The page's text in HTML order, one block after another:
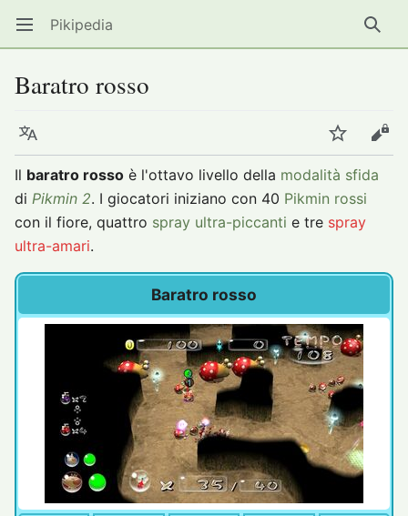
Apri il menu principale Pikipedia
Baratro rosso
Lingua Segui
Il baratro rosso è l'ottavo livello della modalità sfida
di Pikmin 2. I giocatori iniziano con 40 Pikmin rossi
con il fiore, quattro spray ultra-piccanti e tre spray
ultra-amari.
Baratro rosso